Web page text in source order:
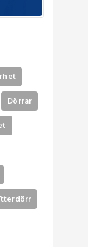
Dörrar